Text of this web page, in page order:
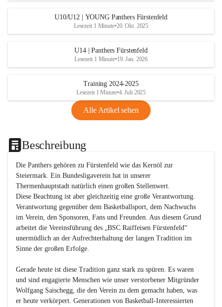
U10/U12 | YOUNG Panthers Fürstenfeld
Lesezeit 1 Minute•20. Okt. 2025
U14 | Panthers Fürstenfeld
Lesezeit 1 Minute•19. Jan. 2026
Training 2024-2025
Lesezeit 1 Minute•4. Juli 2025
Alle Artikel sehen
Beschreibung
Die Panthers gehören zu Fürstenfeld wie das Kernöl zur
Steiermark. Ein Bundesligaverein hat in unserer
Thermenhauptstadt natürlich einen großen Stellenwert.
Diese Beachtung ist aber gleichzeitig eine große Verantwortung.
Verantwortung gegenüber dem Basketballsport, dem Nachwuchs
im Verein, den Sponsoren, Fans und Freunden. Aus diesem Grund
arbeitet die Vereinsführung des „BSC Raiffeisen Fürstenfeld“
unermüdlich an der Aufrechterhaltung der langen Tradition im
Sinne der großen Erfolge.
Gerade heute ist diese Tradition ganz stark zu spüren. Es waren
und sind engagierte Menschen wie unser verstorbener Mitgründer
Wolfgang Saischegg, die den Verein zu dem gemacht haben, was
er heute verkörpert. Generationen von Basketball-Interessierten